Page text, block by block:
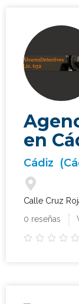
en
Cádiz
Calle Cruz
0 reseñas
    